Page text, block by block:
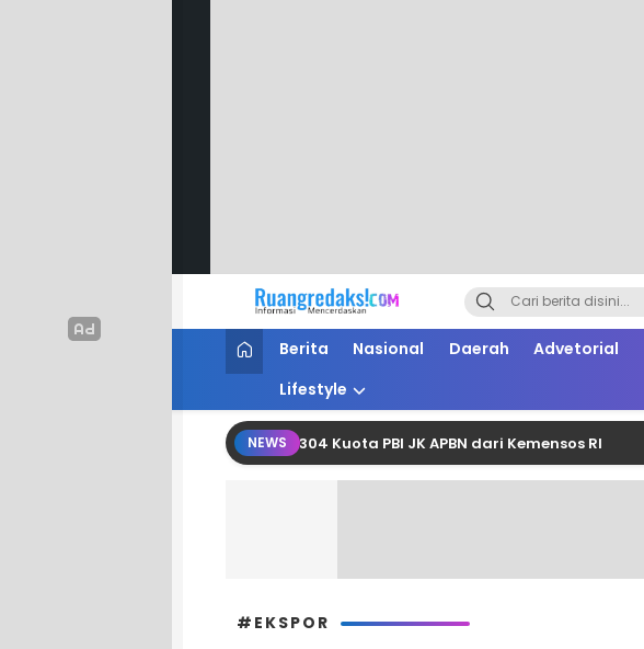
Ruang Redaksi
Informasi Mencerdaskan
Berita Nasional Daerah Advetorial
Lifestyle
NEWS
Perjuangkan Tambahan 2.304 Kuota PBI JK APBN dari Kemensos RI
#EKSPOR